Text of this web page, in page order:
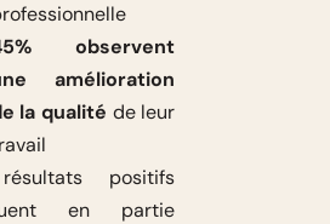
observent
amélioration
la qualité de leur
positifs
en partie